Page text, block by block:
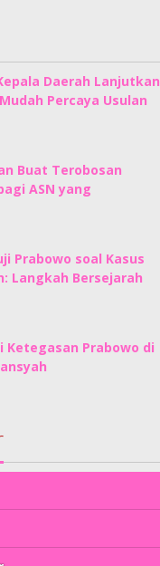
Daerah Lanjutkan
Percaya Usulan
Buat Terobosan
ASN yang
Prabowo soal Kasus
Langkah Bersejarah
Ketegasan Prabowo di